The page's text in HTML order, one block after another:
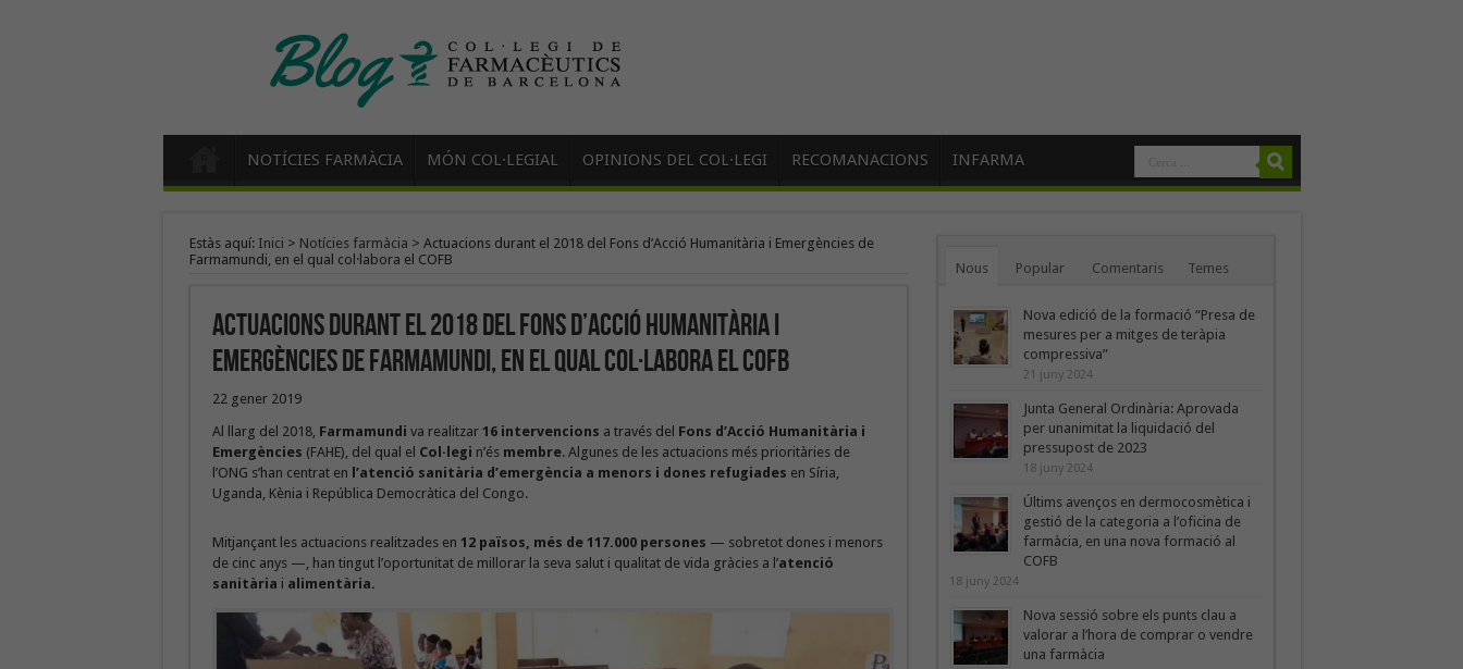
NOTÍCIES FARMÀCIA MÓN COL·LEGIAL OPINIONS DEL COL·LEGI RECOMANACIONS INFARMA
Estàs aquí: Inici > Notícies farmàcia > Actuacions durant el 2018 del Fons d’Acció Humanitària i Emergències de
Farmamundi, en el qual col·labora el COFB
Actuacions durant el 2018 del Fons d’Acció Humanitària i
Emergències de Farmamundi, en el qual col·labora el COFB
22 gener 2019
Al llarg del 2018, Farmamundi va realitzar 16 intervencions a través del Fons d’Acció Humanitària i
Emergències (FAHE), del qual el Col·legi n’és membre. Algunes de les actuacions més prioritàries de
l’ONG s’han centrat en l’atenció sanitària d’emergència a menors i dones refugiades en Síria,
Uganda, Kènia i República Democràtica del Congo.
Mitjançant les actuacions realitzades en 12països, més de 117.000 persones — sobretot dones i menors
de cinc anys —, han tingut l’oportunitat de millorar la seva salut i qualitat de vida gràcies a l’atenció
sanitària i alimentària.
Nous Popular Comentaris Temes
Nova edició de la formació “Presa de
mesures per a mitges de teràpia
compressiva”
21 juny 2024
Junta General Ordinària: Aprovada
per unanimitat la liquidació del
pressupost de 2023
18 juny 2024
Últims avenços en dermocosmètica i
gestió de la categoria a l’oficina de
farmàcia, en una nova formació al
COFB
18 juny 2024
Nova sessió sobre els punts clau a
valorar a l’hora de comprar o vendre
una farmàcia